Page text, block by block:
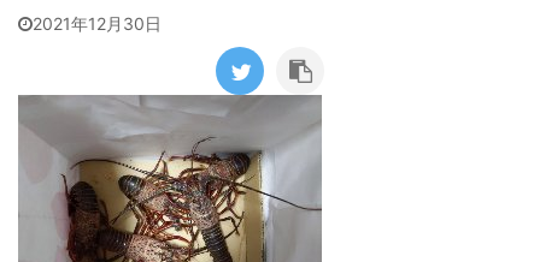
2021年12月30日